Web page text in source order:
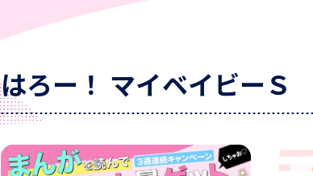
はろー！ マイベイビーＳ